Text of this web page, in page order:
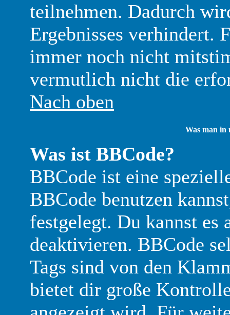
teilnehmen. Dadurch
Ergebnisses verhindert.
immer noch nicht
vermutlich nicht die
Nach oben
Was man
Was ist BBCode?
BBCode ist eine
BBCode benutzen
festgelegt. Du kannst es
deaktivieren. BBCode
Tags sind von den
bietet dir große